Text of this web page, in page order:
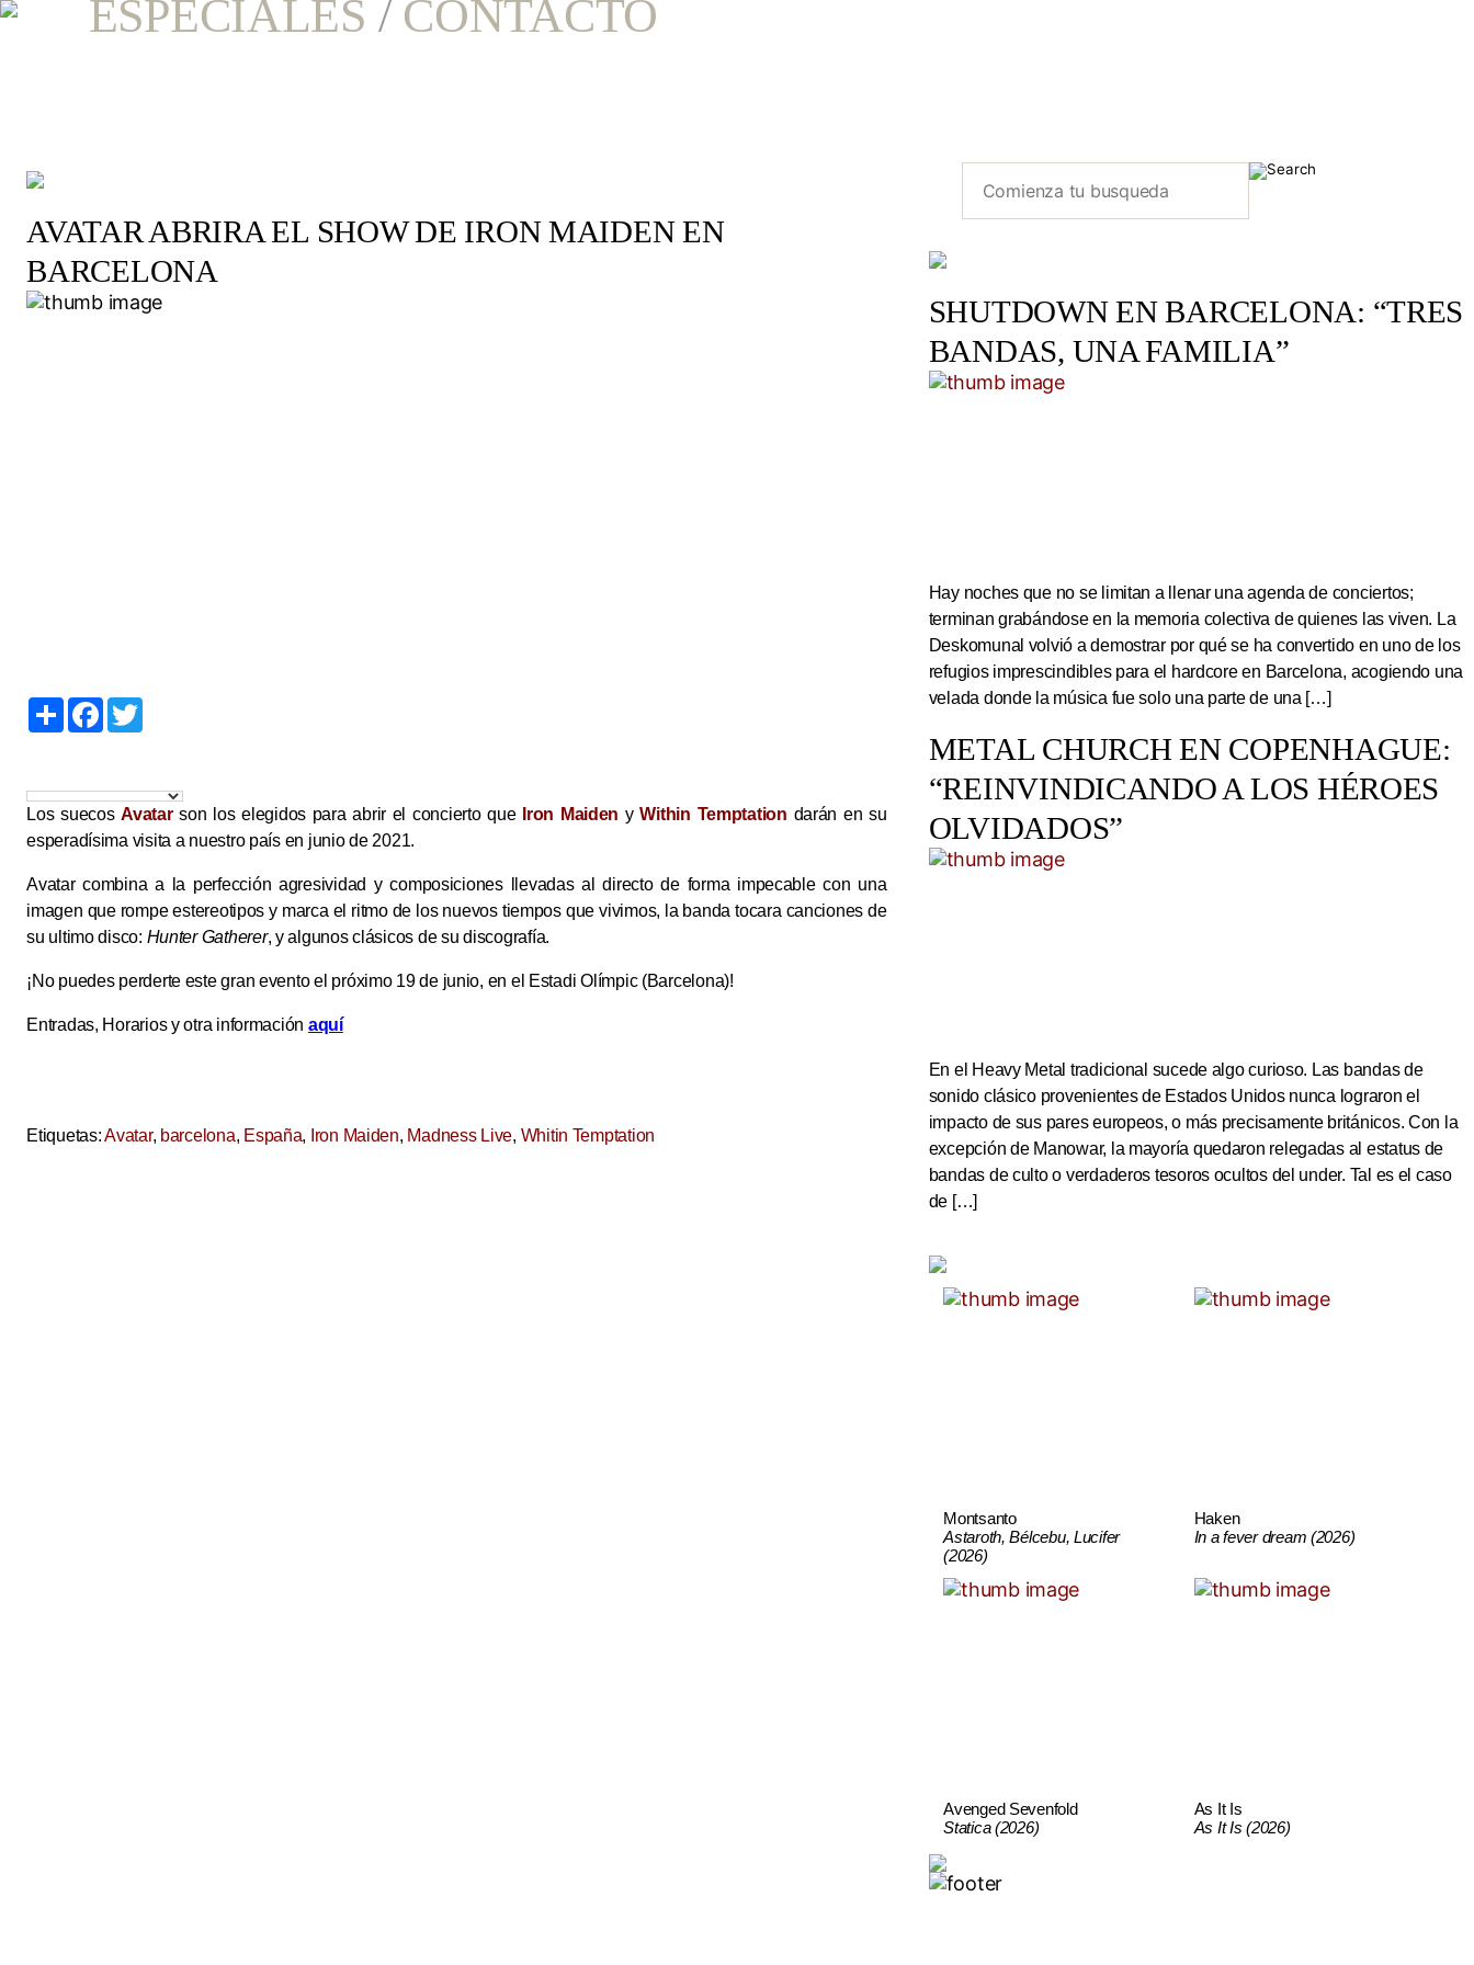
ESPECIALES / CONTACTO
AVATAR ABRIRA EL SHOW DE IRON MAIDEN EN
BARCELONA
S
h
F
a
o
o
k
e
r
Los suecosAvatarson los elegidos para abrir el concierto que Iron Maiden yWithin Temptation darán en su
esperadísima visita a nuestro país en junio de 2021.
Avatar combina a la perfección agresividad y composiciones llevadas al directo de forma impecable con una
imagen que rompe estereotipos y marca el ritmo de los nuevos tiempos que vivimos, la banda tocara canciones de
su ultimo disco: Hunter Gatherer, y algunos clásicos de su discografía.
¡No puedes perderte este gran evento el próximo 19 de junio, en el Estadi Olímpic (Barcelona)!
Entradas, Horarios y otra información aquí
Etiquetas:Avatar, barcelona, España, Iron Maiden, Madness Live, Whitin Temptation
SHUTDOWN EN BARCELONA: “TRES
BANDAS, UNA FAMILIA”
Hay noches que no se limitan a llenar una agenda de conciertos;
terminan grabándose en la memoria colectiva de quienes las viven. La
Deskomunal volvió a demostrar por qué se ha convertido en uno de los
refugios imprescindibles para el hardcore en Barcelona, acogiendo una
velada donde la música fue solo una parte de una […]
METAL CHURCH EN COPENHAGUE:
“REINVINDICANDO A LOS HÉROES
OLVIDADOS”
En el Heavy Metal tradicional sucede algo curioso. Las bandas de
sonido clásico provenientes de Estados Unidos nunca lograron el
impacto de sus pares europeos, o más precisamente británicos. Con la
excepción de Manowar, la mayoría quedaron relegadas al estatus de
bandas de culto o verdaderos tesoros ocultos del under. Tal es el caso
de […]
Montsanto
Astaroth, Bélcebu, Lucifer
(2026)
Haken
In a fever dream (2026)
Avenged Sevenfold
Statica (2026)
As It Is
As It Is (2026)